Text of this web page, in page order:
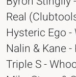
Real
Hysteric Ego
Nalin & Kane
Triple S -